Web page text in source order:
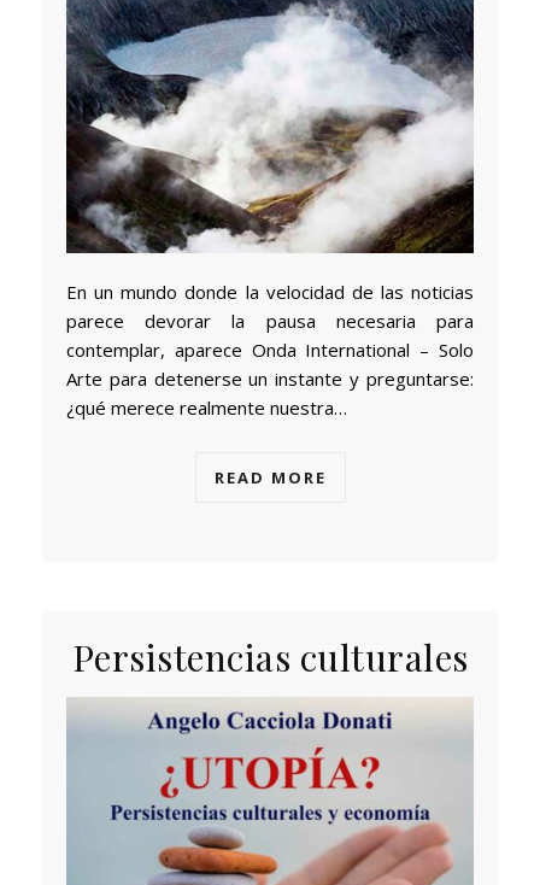
En un mundo donde la velocidad de las noticias
parece devorar la pausa necesaria para
contemplar, aparece Onda International – Solo
Arte para detenerse un instante y preguntarse:
¿qué merece realmente nuestra…
READ MORE
Persistencias culturales